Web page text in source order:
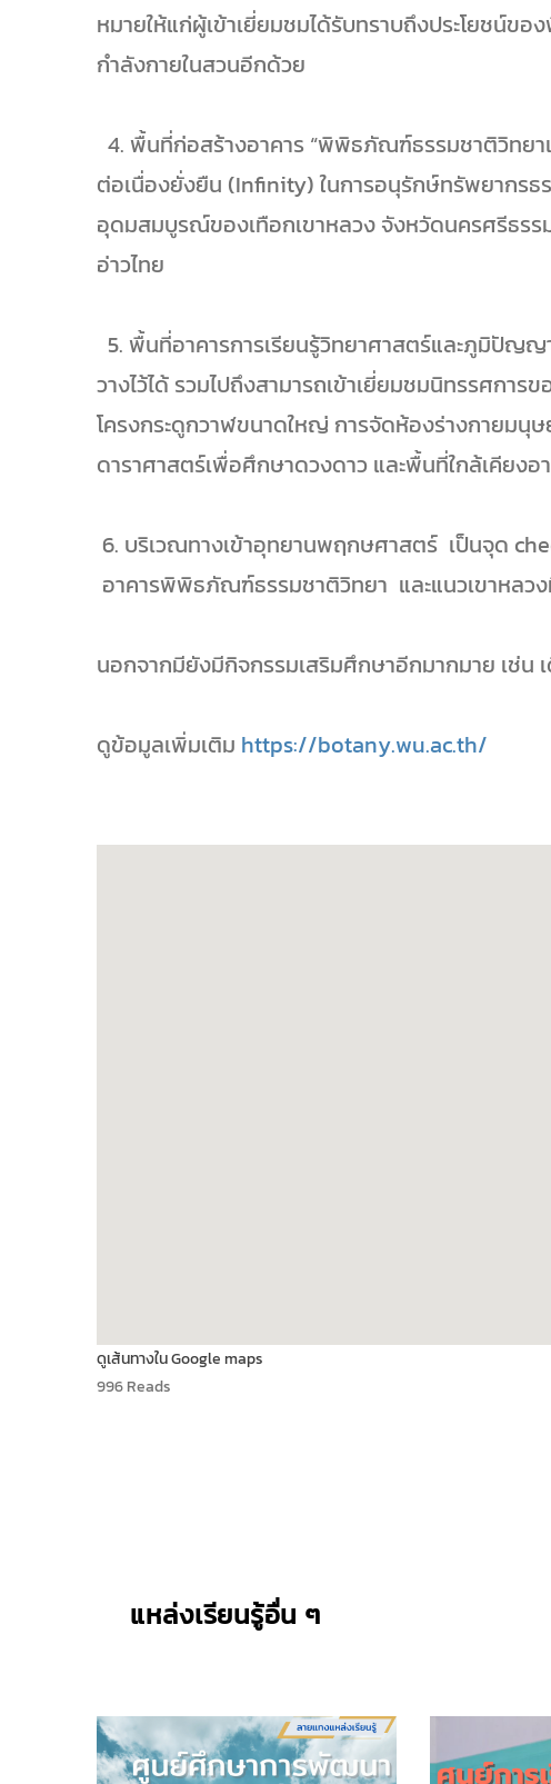
หมายให้แก่ผู้เข้าเยี่ยมชมได้รับทราบถึงประโยชน์ข
กำลังกายในสวนอีกด้วย
4. พื้นที่ก่อสร้างอาคาร “พิพิธภัณฑ์ธรรมชาติวิทย
ต่อเนื่องยั่งยืน (Infinity) ในการอนุรักษ์ทรัพยาก
อุดมสมบูรณ์ของเทือกเขาหลวง จังหวัดนครศรีธร
อ่าวไทย
5. พื้นที่อาคารการเรียนรู้วิทยาศาสตร์และภูมิปัญญ
วางไว้ได้ รวมไปถึงสามารถเข้าเยี่ยมชมนิทรรศ
โครงกระดูกวาฬขนาดใหญ่ การจัดห้องร่างกายมนุ
ดาราศาสตร์เพื่อศึกษาดวงดาว และพื้นที่ใกล้เคียง
6. บริเวณทางเข้าอุทยานพฤกษศาสตร์ เป็นจุด
อาคารพิพิธภัณฑ์ธรรมชาติวิทยา และแนวเขาหล
นอกจากมียังมีกิจกรรมเสริมศึกษาอีกมากมาย เช่น
ดูข้อมูลเพิ่มเติม https://botany.wu.ac.th/
ดูเส้นทางใน Google maps
996 Reads
แหล่งเรียนรู้อื่น ๆ